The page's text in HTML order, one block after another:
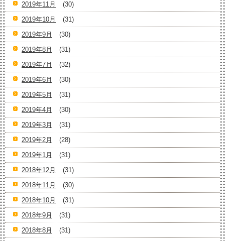
2019年11月
(30)
2019年10月
(31)
2019年9月
(30)
2019年8月
(31)
2019年7月
(32)
2019年6月
(30)
2019年5月
(31)
2019年4月
(30)
2019年3月
(31)
2019年2月
(28)
2019年1月
(31)
2018年12月
(31)
2018年11月
(30)
2018年10月
(31)
2018年9月
(31)
2018年8月
(31)